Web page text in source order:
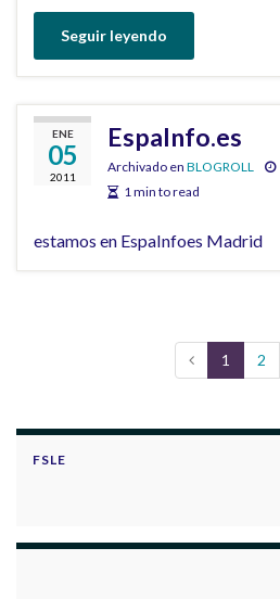
Seguir leyendo
ENE
05
2011
EspaInfo.es
Archivado en BLOGROLL
1 min to read
estamos en EspaInfoes Madrid
1 2
FSLE